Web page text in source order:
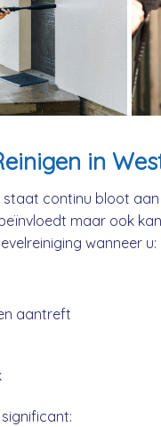
in
continu bloot
maar ook
wanneer u:
aantreft